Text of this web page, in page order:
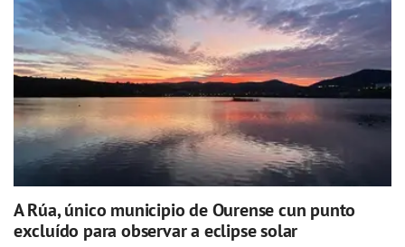
A Rúa, único municipio de Ourense cun punto
excluído para observar a eclipse solar